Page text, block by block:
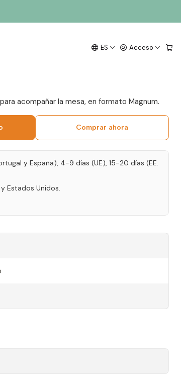
ES Acceso
Tinto
acompañar la mesa, en formato Magnum.
Comprar ahora
y España), 4-9 días (UE), 15-20 días (EE.
Estados Unidos.